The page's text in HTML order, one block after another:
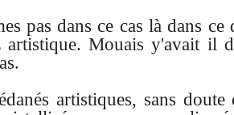
pas dans ce cas là dans
artistique. Mouais y'avait il
artistiques, sans